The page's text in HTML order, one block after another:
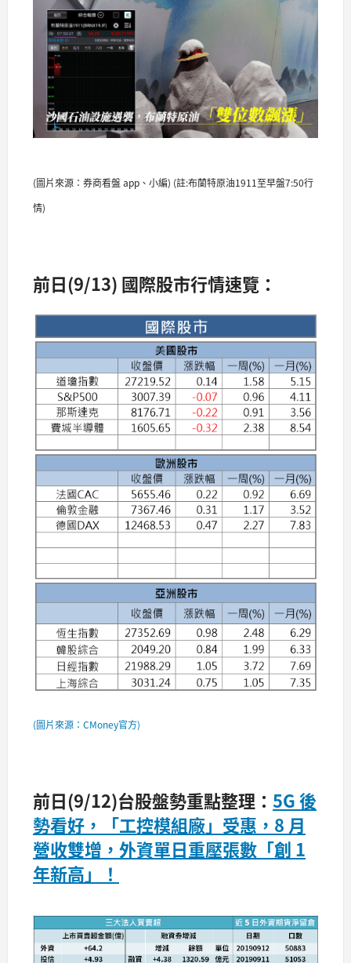
(圖片來源：券商看盤 app、小編) (註:布蘭特原油1911至早盤7:50行
情)
前日(9/13) 國際股市行情速覽：
(圖片來源：CMoney官方)
前日(9/12)台股盤勢重點整理： 5G 後
勢看好，「工控模組廠」受惠，8 月
營收雙增，外資單日重壓張數「創 1
年新高」！